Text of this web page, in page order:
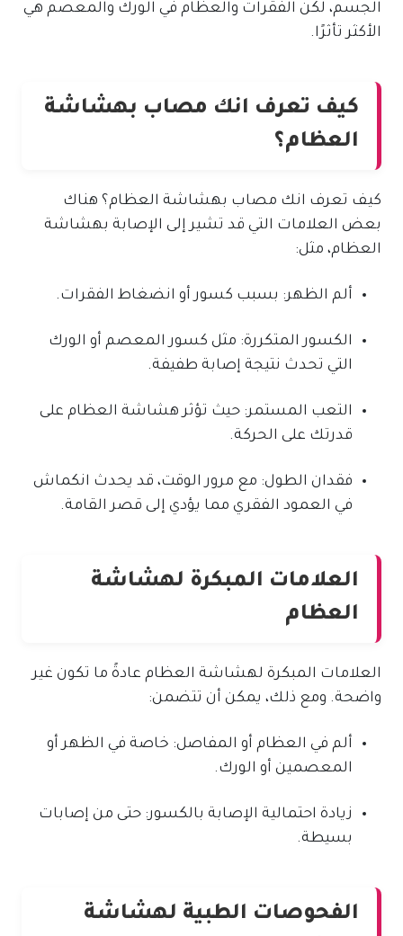
الجسم، لكن الفقرات والعظام في الورك والمعصم هي
الأكثر تأثرًا.
كيف تعرف انك مصاب بهشاشة
العظام؟
كيف تعرف انك مصاب بهشاشة العظام؟ هناك
بعض العلامات التي قد تشير إلى الإصابة بهشاشة
العظام، مثل:
ألم الظهر: بسبب كسور أو انضغاط الفقرات.
الكسور المتكررة: مثل كسور المعصم أو الورك
التي تحدث نتيجة إصابة طفيفة.
التعب المستمر: حيث تؤثر هشاشة العظام على
قدرتك على الحركة.
فقدان الطول: مع مرور الوقت، قد يحدث انكماش
في العمود الفقري مما يؤدي إلى قصر القامة.
العلامات المبكرة لهشاشة
العظام
العلامات المبكرة لهشاشة العظام عادةً ما تكون غير
واضحة. ومع ذلك، يمكن أن تتضمن:
ألم في العظام أو المفاصل: خاصة في الظهر أو
المعصمين أو الورك.
زيادة احتمالية الإصابة بالكسور: حتى من إصابات
بسيطة.
الفحوصات الطبية لهشاشة